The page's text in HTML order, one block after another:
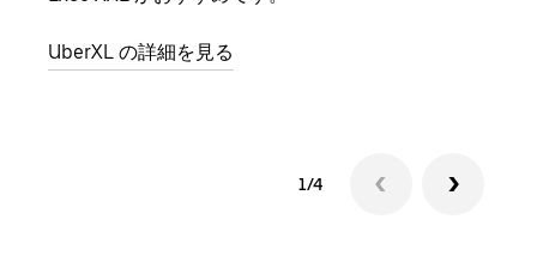
UberXL の詳細を見る
1/4